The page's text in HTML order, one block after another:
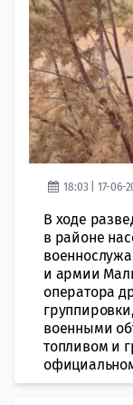
18:03 | 17-06-
В ходе
в районе
и армии
оператора
военными
топливом и